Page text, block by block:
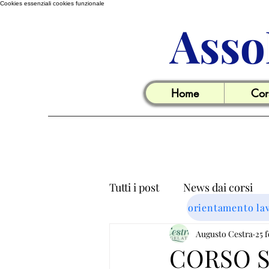
Cookies essenziali cookies funzionale
Home
Tutti i post News dai corsi
Informazioni utili per il
CORSO
Augusto Cestra 25
orientamento